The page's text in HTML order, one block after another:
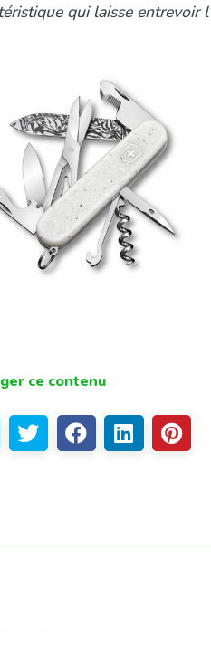
qui laisse entrevoir
ce contenu